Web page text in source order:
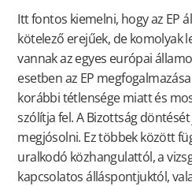
Itt fontos kiemelni, hogy az EP
kötelező erejűek, de komolyak
vannak az egyes európai
esetben az EP
korábbi tétlensége miatt és
szólítja fel. A Bizottság
megjósolni. Ez többek között
uralkodó közhangulattól, a
kapcsolatos álláspontjuktól,